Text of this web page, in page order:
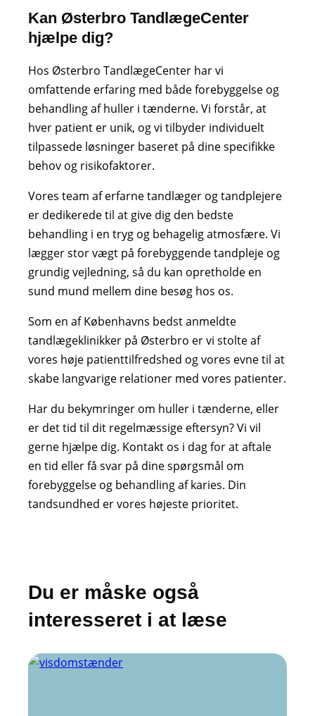
Kan Østerbro TandlægeCenter
hjælpe dig?
Hos Østerbro TandlægeCenter har vi
omfattende erfaring med både forebyggelse og
behandling af huller i tænderne. Vi forstår, at
hver patient er unik, og vi tilbyder individuelt
tilpassede løsninger baseret på dine specifikke
behov og risikofaktorer.
Vores team af erfarne tandlæger og tandplejere
er dedikerede til at give dig den bedste
behandling i en tryg og behagelig atmosfære. Vi
lægger stor vægt på forebyggende tandpleje og
grundig vejledning, så du kan opretholde en
sund mund mellem dine besøg hos os.
Som en af Københavns bedst anmeldte
tandlægeklinikker på Østerbro er vi stolte af
vores høje patienttilfredshed og vores evne til at
skabe langvarige relationer med vores patienter.
Har du bekymringer om huller i tænderne, eller
er det tid til dit regelmæssige eftersyn? Vi vil
gerne hjælpe dig. Kontakt os i dag for at aftale
en tid eller få svar på dine spørgsmål om
forebyggelse og behandling af karies. Din
tandsundhed er vores højeste prioritet.
Du er måske også
interesseret i at læse